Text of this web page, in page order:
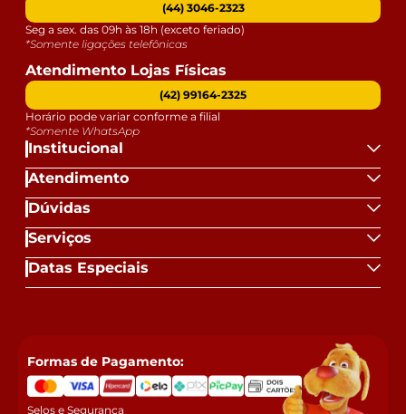
Institucional
Atendimento
Dúvidas
Serviços
Datas Especiais
(44) 3046-2323
Seg a sex. das 09h às 18h (exceto feriado)
*Somente ligações telefônicas
Atendimento Lojas Físicas
(42) 99164-2325
Horário pode variar conforme a filial
*Somente WhatsApp
Formas de Pagamento:
Selos e Segurança